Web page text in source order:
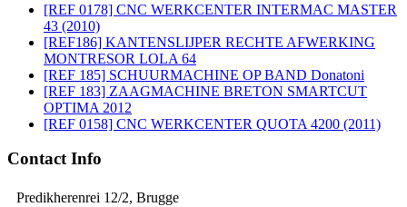
[REF 0178] CNC WERKCENTER INTERMAC MASTER
43 (2010)
[REF186] KANTENSLIJPER RECHTE AFWERKING
MONTRESOR LOLA 64
[REF 185] SCHUURMACHINE OP BAND Donatoni
[REF 183] ZAAGMACHINE BRETON SMARTCUT
OPTIMA 2012
[REF 0158] CNC WERKCENTER QUOTA 4200 (2011)
Contact Info
Predikherenrei 12/2, Brugge